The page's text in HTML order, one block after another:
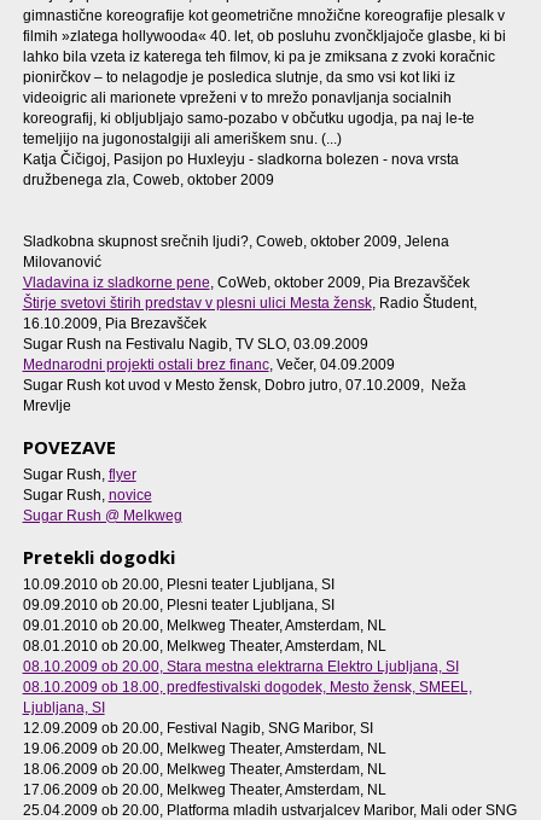
gimnastične koreografije kot geometrične množične koreografije plesalk v
filmih »zlatega hollywooda« 40. let, ob posluhu zvončkljajoče glasbe, ki bi
lahko bila vzeta iz katerega teh filmov, ki pa je zmiksana z zvoki koračnic
pionirčkov – to nelagodje je posledica slutnje, da smo vsi kot liki iz
videoigric ali marionete vpreženi v to mrežo ponavljanja socialnih
koreografij, ki obljubljajo samo-pozabo v občutku ugodja, pa naj le-te
temeljijo na jugonostalgiji ali ameriškem snu. (...)
Katja Čičigoj, Pasijon po Huxleyju - sladkorna bolezen - nova vrsta
družbenega zla, Coweb, oktober 2009
Sladkobna skupnost srečnih ljudi?, Coweb, oktober 2009, Jelena
Milovanović
Vladavina iz sladkorne pene, CoWeb, oktober 2009, Pia Brezavšček
Štirje svetovi štirih predstav v plesni ulici Mesta žensk, Radio Študent,
16.10.2009, Pia Brezavšček
Sugar Rush na Festivalu Nagib, TV SLO, 03.09.2009
Mednarodni projekti ostali brez financ, Večer, 04.09.2009
Sugar Rush kot uvod v Mesto žensk, Dobro jutro, 07.10.2009, Neža
Mrevlje
POVEZAVE
Sugar Rush, flyer
Sugar Rush, novice
Sugar Rush @ Melkweg
Pretekli dogodki
10.09.2010 ob 20.00, Plesni teater Ljubljana, SI
09.09.2010 ob 20.00, Plesni teater Ljubljana, SI
09.01.2010 ob 20.00, Melkweg Theater, Amsterdam, NL
08.01.2010 ob 20.00, Melkweg Theater, Amsterdam, NL
08.10.2009 ob 20.00, Stara mestna elektrarna Elektro Ljubljana, SI
08.10.2009 ob 18.00, predfestivalski dogodek, Mesto žensk, SMEEL,
Ljubljana, SI
12.09.2009 ob 20.00, Festival Nagib, SNG Maribor, SI
19.06.2009 ob 20.00, Melkweg Theater, Amsterdam, NL
18.06.2009 ob 20.00, Melkweg Theater, Amsterdam, NL
17.06.2009 ob 20.00, Melkweg Theater, Amsterdam, NL
25.04.2009 ob 20.00, Platforma mladih ustvarjalcev Maribor, Mali oder SNG